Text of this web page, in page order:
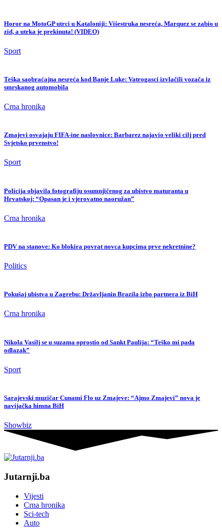
Horor na MotoGP utrci u Kataloniji: Višestruka nesreća, Marquez se zabio u
zid, a utrka je prekinuta! (VIDEO)
Sport
Teška saobraćajna nesreća kod Banje Luke: Vatrogasci izvlačili vozača iz
smrskanog automobila
Crna hronika
Zmajevi osvajaju FIFA-ine naslovnice: Barbarez najavio veliki cilj pred
Svjetsko prvenstvo!
Sport
Policija objavila fotografiju osumnjičenog za ubistvo maturanta u
Hrvatskoj: “Opasan je i vjerovatno naoružan”
Crna hronika
PDV na stanove: Ko blokira povrat novca kupcima prve nekretnine?
Politics
Pokušaj ubistva u Zagrebu: Državljanin Brazila izbo partnera iz BiH
Crna hronika
Nikola Vasilj se u suzama oprostio od Sankt Paulija: “Teško mi pada
odlazak”
Sport
Sarajevski muzičar Cunami Flo uz Zmajeve: “Ajmo Zmajevi” nova je
navijačka himna BiH
Showbiz
Jutarnji.ba
Vijesti
Crna hronika
Sci-tech
Auto